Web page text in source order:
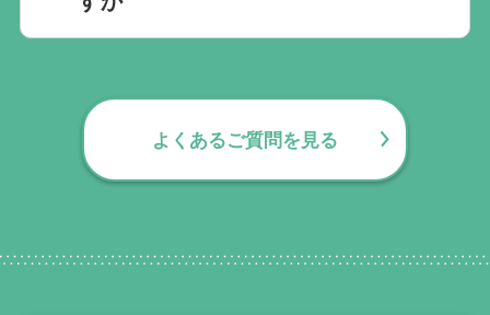
の手続きとお答えになる方が70パーセント
以上でして、お客様が日常にお戻りいただ
くまでの期間、回数の制限なく、当社の専
よくあるご質問を見る